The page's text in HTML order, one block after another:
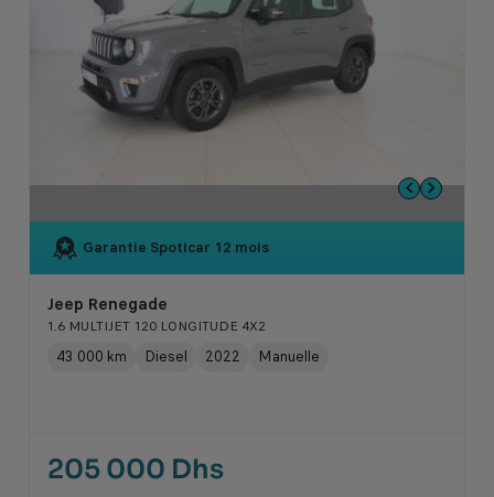
Garantie Spoticar 12 mois
Jeep Renegade
1.6 MULTIJET 120 LONGITUDE 4X2
43 000 km Diesel 2022 Manuelle
205 000 Dhs